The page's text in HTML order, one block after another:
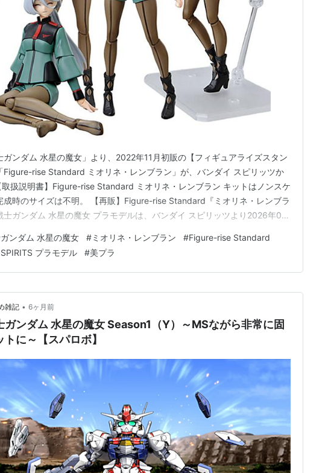
ガンダム 水星の魔女」より、2022年11月初販の【フィギュアライズスタン
Figure-rise Standard ミオリネ・レンブラン」が、バンダイ スピリッツか
取扱説明書】Figure-rise Standard ミオリネ・レンブラン キットはノンスケ
成時のサイズは不明。 【再販】Figure-rise Standard『ミオリネ・レンブラ
士ガンダム 水星の魔女 プラモデルは、バンダイ スピリッツより2026年07
バンダイ】 …
ンダム 水星の魔女 #ミオリネ・レンブラン #Figure-rise Standard
プラモデル #美プラ
雑記 • 6ヶ月前
ガンダム 水星の魔女 Season1（Y）～MSながら非常に固
トに～【スパロボ】